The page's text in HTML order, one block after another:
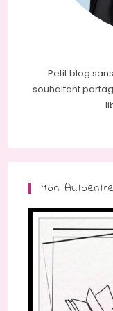
Petit blog
souhaitant
Mon